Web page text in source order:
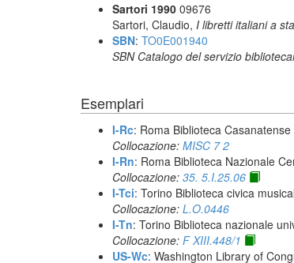
Sartori 1990 09676
Sartori, Claudio, I libretti italiani a
SBN: TO0E001940
SBN Catalogo del servizio
Esemplari
I-Rc: Roma Biblioteca Casanatense
Collocazione: MISC 7 2
I-Rn: Roma Biblioteca Nazionale
Collocazione: 35. 5.I.25.06
I-Tci: Torino Biblioteca civica
Collocazione: L.O.0446
I-Tn: Torino Biblioteca nazionale
Collocazione: F XIII.448/1
US-Wc: Washington Library of